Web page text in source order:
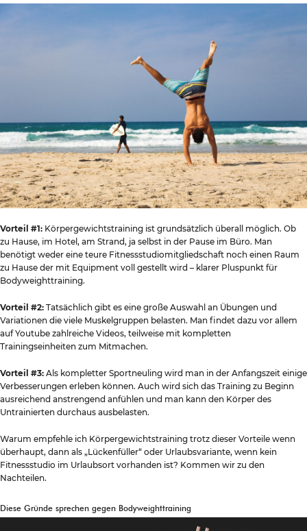
Vorteil #1: Körpergewichtstraining ist grundsätzlich überall möglich. Ob
zu Hause, im Hotel, am Strand, ja selbst in der Pause im Büro. Man
benötigt weder eine teure Fitnessstudiomitgliedschaft noch einen Raum
zu Hause der mit Equipment voll gestellt wird – klarer Pluspunkt für
Bodyweighttraining.
Vorteil #2: Tatsächlich gibt es eine große Auswahl an Übungen und
Variationen die viele Muskelgruppen belasten. Man findet dazu vor allem
auf Youtube zahlreiche Videos, teilweise mit kompletten
Trainingseinheiten zum Mitmachen.
Vorteil #3: Als kompletter Sportneuling wird man in der Anfangszeit einige
Verbesserungen erleben können. Auch wird sich das Training zu Beginn
ausreichend anstrengend anfühlen und man kann den Körper des
Untrainierten durchaus ausbelasten.
Warum empfehle ich Körpergewichtstraining trotz dieser Vorteile wenn
überhaupt, dann als „Lückenfüller“ oder Urlaubsvariante, wenn kein
Fitnessstudio im Urlaubsort vorhanden ist? Kommen wir zu den
Nachteilen.
Diese Gründe sprechen gegen Bodyweighttraining